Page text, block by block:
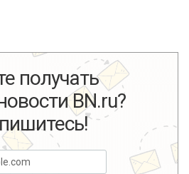
получать
BN.ru?